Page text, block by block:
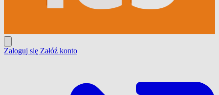
Zaloguj się Załóź konto